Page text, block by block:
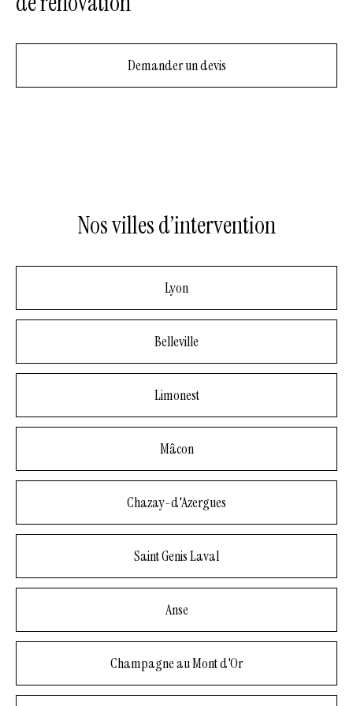
Demander un devis
Nos villes d’intervention
Lyon
Belleville
Limonest
Mâcon
Chazay-d'Azergues
Saint Genis Laval
Anse
Champagne au Mont d'Or